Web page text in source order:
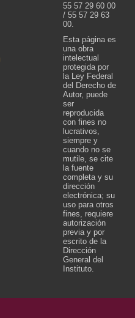
55 57 29 60 00
/ 55 57 29 63
00.
Esta página es
una obra
intelectual
protegida por
la Ley Federal
del Derecho de
Autor, puede
ser
reproducida
con fines no
lucrativos,
siempre y
cuando no se
mutile, se cite
la fuente
completa y su
dirección
electrónica; su
uso para otros
fines, requiere
autorización
previa y por
escrito de la
Dirección
General del
Instituto.